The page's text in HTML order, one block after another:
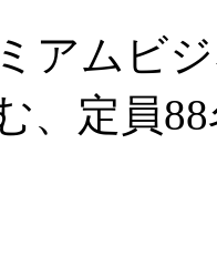
アムビ
、定員